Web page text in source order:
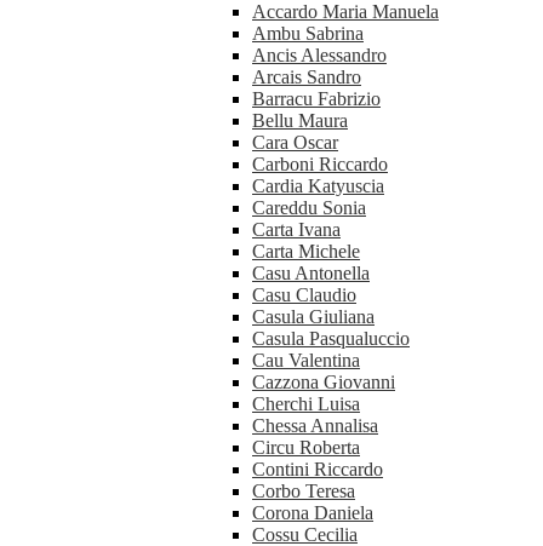
Accardo Maria Manuela
Ambu Sabrina
Ancis Alessandro
Arcais Sandro
Barracu Fabrizio
Bellu Maura
Cara Oscar
Carboni Riccardo
Cardia Katyuscia
Careddu Sonia
Carta Ivana
Carta Michele
Casu Antonella
Casu Claudio
Casula Giuliana
Casula Pasqualuccio
Cau Valentina
Cazzona Giovanni
Cherchi Luisa
Chessa Annalisa
Circu Roberta
Contini Riccardo
Corbo Teresa
Corona Daniela
Cossu Cecilia